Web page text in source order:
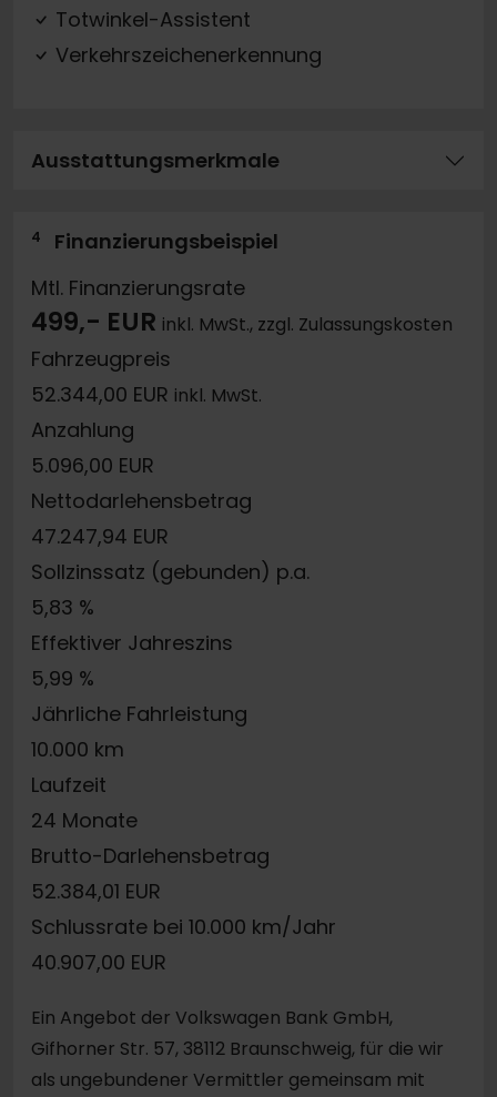
Totwinkel-Assistent
Verkehrszeichenerkennung
Ausstattungsmerkmale
4
Finanzierungsbeispiel
Mtl. Finanzierungsrate
499,- EUR inkl. MwSt., zzgl. Zulassungskosten
Fahrzeugpreis
52.344,00 EUR inkl. MwSt.
Anzahlung
5.096,00 EUR
Nettodarlehensbetrag
47.247,94 EUR
Sollzinssatz (gebunden) p.a.
5,83 %
Effektiver Jahreszins
5,99 %
Jährliche Fahrleistung
10.000 km
Laufzeit
24 Monate
Brutto-Darlehensbetrag
52.384,01 EUR
Schlussrate bei 10.000 km/Jahr
40.907,00 EUR
Ein Angebot der Volkswagen Bank GmbH,
Gifhorner Str. 57, 38112 Braunschweig, für die wir
als ungebundener Vermittler gemeinsam mit